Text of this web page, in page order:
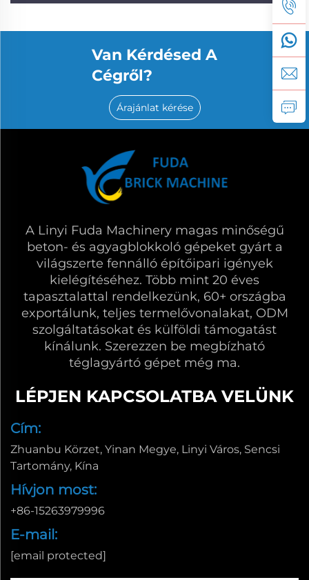
Van Kérdésed A
Cégről?
Árajánlat kérése
A Linyi Fuda Machinery magas minőségű
beton- és agyagblokkoló gépeket gyárt a
világszerte fennálló építőipari igények
kielégítéséhez. Több mint 20 éves
tapasztalattal rendelkezünk, 60+ országba
exportálunk, teljes termelővonalakat, ODM
szolgáltatásokat és külföldi támogatást
kínálunk. Szerezzen be megbízható
téglagyártó gépet még ma.
LÉPJEN KAPCSOLATBA VELÜNK
Cím:
Zhuanbu Körzet, Yinan Megye, Linyi Város, Sencsi
Tartomány, Kína
Hívjon most:
+86-15263979996
E-mail:
[email protected]